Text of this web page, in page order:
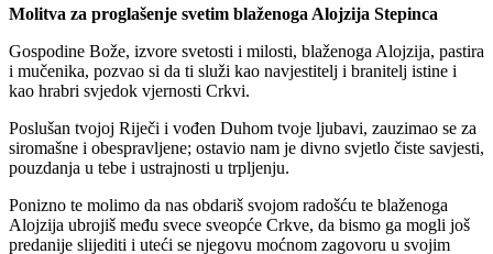
Molitva za proglašenje svetim blaženoga Alojzija Stepinca
Gospodine Bože, izvore svetosti i milosti, blaženoga Alojzija, pastira
i mučenika, pozvao si da ti služi kao navjestitelj i branitelj istine i
kao hrabri svjedok vjernosti Crkvi.
Poslušan tvojoj Riječi i vođen Duhom tvoje ljubavi, zauzimao se za
siromašne i obespravljene; ostavio nam je divno svjetlo čiste savjesti,
pouzdanja u tebe i ustrajnosti u trpljenju.
Ponizno te molimo da nas obdariš svojom radošću te blaženoga
Alojzija ubrojiš među svece sveopće Crkve, da bismo ga mogli još
predanije slijediti i uteći se njegovu moćnom zagovoru u svojim